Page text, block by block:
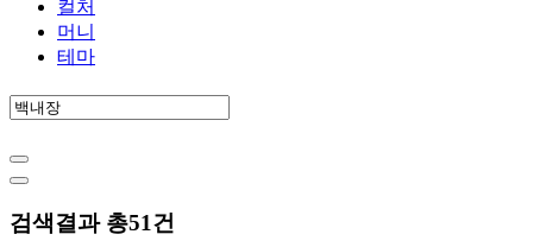
컬처
머니
테마
검색결과 총51건